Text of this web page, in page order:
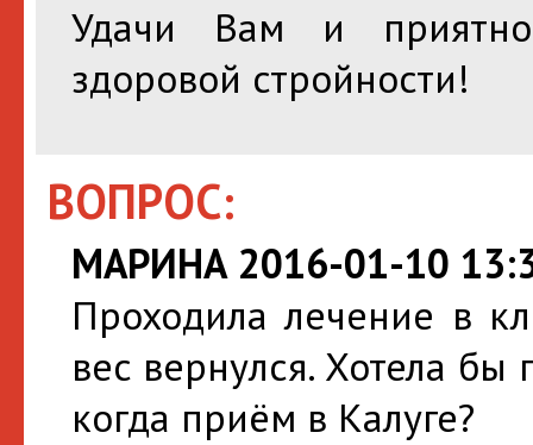
Удачи Вам и
здоровой стройности!
ВОПРОС:
МАРИНА 2016-01-10
Проходила лечение в
вес вернулся. Хотела
когда приём в Калуге?